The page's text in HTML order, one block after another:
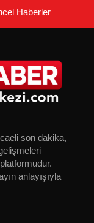
Haberler
son dakika,
anlayışıyla